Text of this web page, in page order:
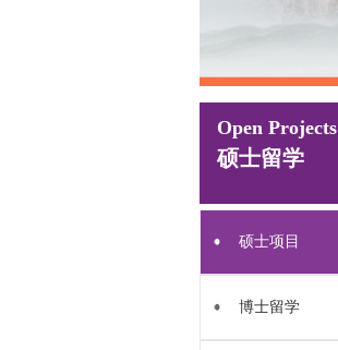
Open Projects
硕士留学
硕士项目
博士留学